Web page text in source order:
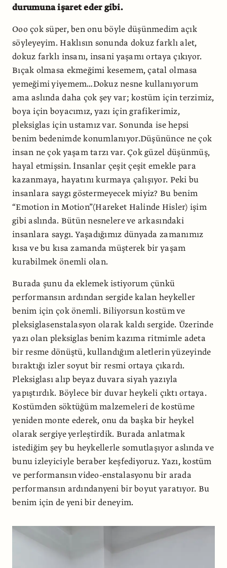
durumuna işaret eder gibi.
Ooo çok süper, ben onu böyle düşünmedim açık
söyleyeyim. Haklısın sonunda dokuz farklı alet,
dokuz farklı insanı, insani yaşamı ortaya çıkıyor.
Bıçak olmasa ekmeğimi kesemem, çatal olmasa
yemeğimi yiyemem…Dokuz nesne kullanıyorum
ama aslında daha çok şey var; kostüm için terzimiz,
boya için boyacımız, yazı için grafikerimiz,
pleksiglas için ustamız var. Sonunda ise hepsi
benim bedenimde konumlanıyor.Düşününce ne çok
insan ne çok yaşam tarzı var. Çok güzel düşünmüş,
hayal etmişsin. İnsanlar çeşit çeşit emekle para
kazanmaya, hayatını kurmaya çalışıyor. Peki bu
insanlara saygı göstermeyecek miyiz? Bu benim
“Emotion in Motion”(Hareket Halinde Hisler) işim
gibi aslında. Bütün nesnelere ve arkasındaki
insanlara saygı. Yaşadığımız dünyada zamanımız
kısa ve bu kısa zamanda müşterek bir yaşam
kurabilmek önemli olan.
Burada şunu da eklemek istiyorum çünkü
performansın ardından sergide kalan heykeller
benim için çok önemli. Biliyorsun kostüm ve
pleksiglasenstalasyon olarak kaldı sergide. Üzerinde
yazı olan pleksiglas benim kazıma ritmimle adeta
bir resme dönüştü, kullandığım aletlerin yüzeyinde
bıraktığı izler soyut bir resmi ortaya çıkardı.
Pleksiglası alıp beyaz duvara siyah yazıyla
yapıştırdık. Böylece bir duvar heykeli çıktı ortaya.
Kostümden söktüğüm malzemeleri de kostüme
yeniden monte ederek, onu da başka bir heykel
olarak sergiye yerleştirdik. Burada anlatmak
istediğim şey bu heykellerle somutlaşıyor aslında ve
bunu izleyiciyle beraber keşfediyoruz. Yazı, kostüm
ve performansın video-enstalasyonu bir arada
performansın ardındanyeni bir boyut yaratıyor. Bu
benim için de yeni bir deneyim.